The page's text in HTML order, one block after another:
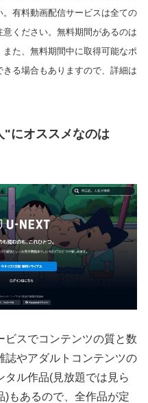
有料動画配信サービスは全ての
ください。無料期間があるのは
た、無料期間中に取得可能なポ
る場合もありますので、詳細は
"にオススメなのは
ビスでコンテンツの質と数
誌やアダルトコンテンツの
ル作品(見放題では見ら
)もあるので、全作品が定